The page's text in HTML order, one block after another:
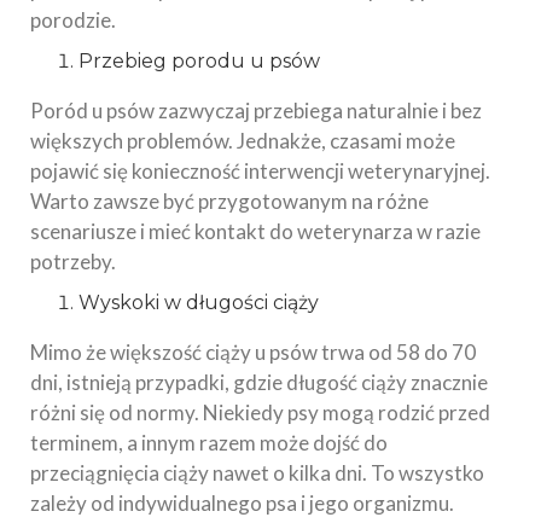
porodzie.
Przebieg porodu u psów
Poród u psów zazwyczaj przebiega naturalnie i bez
większych problemów. Jednakże, czasami może
pojawić się konieczność interwencji weterynaryjnej.
Warto zawsze być przygotowanym na różne
scenariusze i mieć kontakt do weterynarza w razie
potrzeby.
Wyskoki w długości ciąży
Mimo że większość ciąży u psów trwa od 58 do 70
dni, istnieją przypadki, gdzie długość ciąży znacznie
różni się od normy. Niekiedy psy mogą rodzić przed
terminem, a innym razem może dojść do
przeciągnięcia ciąży nawet o kilka dni. To wszystko
zależy od indywidualnego psa i jego organizmu.